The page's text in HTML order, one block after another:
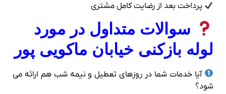
پرداخت بعد از رضایت کامل مشتری
سوالات متداول در مورد
لوله بازکنی خیابان ماکویی پور
آیا خدمات شما در روزهای تعطیل و نیمه‌ شب هم ارائه می‌
شود؟